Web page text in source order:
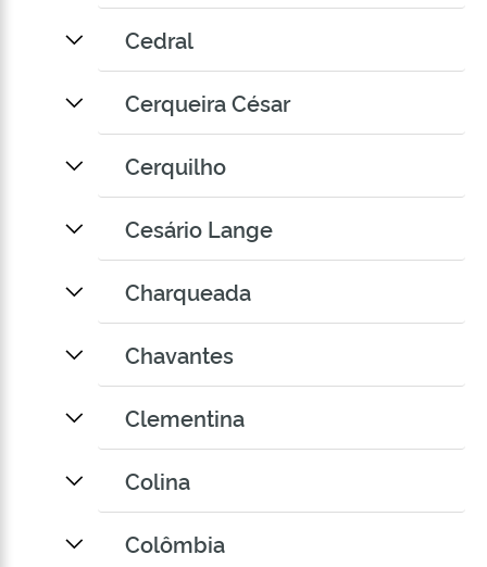
Cedral
Cerqueira César
Cerquilho
Cesário Lange
Charqueada
Chavantes
Clementina
Colina
Colômbia